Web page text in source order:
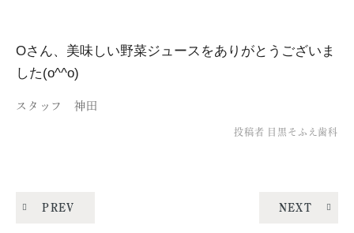
Oさん、美味しい野菜ジュースをありがとうございま
した(o^^o)
スタッフ 神田
投稿者 目黒そふえ歯科
PREV NEXT